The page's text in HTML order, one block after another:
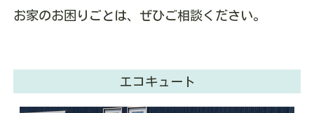
お家のお困りごとは、ぜひご相談ください。
エコキュート